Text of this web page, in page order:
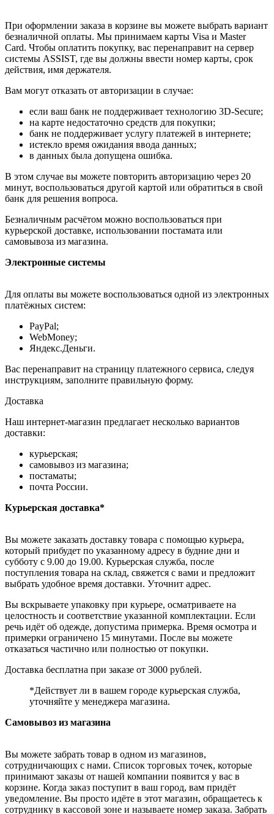
При оформлении заказа в корзине вы можете выбрать вариант
безналичной оплаты. Мы принимаем карты Visa и Master
Card. Чтобы оплатить покупку, вас перенаправит на сервер
системы ASSIST, где вы должны ввести номер карты, срок
действия, имя держателя.
Вам могут отказать от авторизации в случае:
если ваш банк не поддерживает технологию 3D-Secure;
на карте недостаточно средств для покупки;
банк не поддерживает услугу платежей в интернете;
истекло время ожидания ввода данных;
в данных была допущена ошибка.
В этом случае вы можете повторить авторизацию через 20
минут, воспользоваться другой картой или обратиться в свой
банк для решения вопроса.
Безналичным расчётом можно воспользоваться при
курьерской доставке, использовании постамата или
самовывоза из магазина.
Электронные системы
Для оплаты вы можете воспользоваться одной из электронных
платёжных систем:
PayPal;
WebMoney;
Яндекс.Деньги.
Вас перенаправит на страницу платежного сервиса, следуя
инструкциям, заполните правильную форму.
Доставка
Наш интернет-магазин предлагает несколько вариантов
доставки:
курьерская;
самовывоз из магазина;
постаматы;
почта России.
Курьерская доставка*
Вы можете заказать доставку товара с помощью курьера,
который прибудет по указанному адресу в будние дни и
субботу с 9.00 до 19.00. Курьерская служба, после
поступления товара на склад, свяжется с вами и предложит
выбрать удобное время доставки. Уточнит адрес.
Вы вскрываете упаковку при курьере, осматриваете на
целостность и соответствие указанной комплектации. Если
речь идёт об одежде, допустима примерка. Время осмотра и
примерки ограничено 15 минутами. После вы можете
отказаться частично или полностью от покупки.
Доставка бесплатна при заказе от 3000 рублей.
*Действует ли в вашем городе курьерская служба,
уточняйте у менеджера магазина.
Самовывоз из магазина
Вы можете забрать товар в одном из магазинов,
сотрудничающих с нами. Список торговых точек, которые
принимают заказы от нашей компании появится у вас в
корзине. Когда заказ поступит в ваш город, вам придёт
уведомление. Вы просто идёте в этот магазин, обращаетесь к
сотруднику в кассовой зоне и называете номер заказа. Забрать